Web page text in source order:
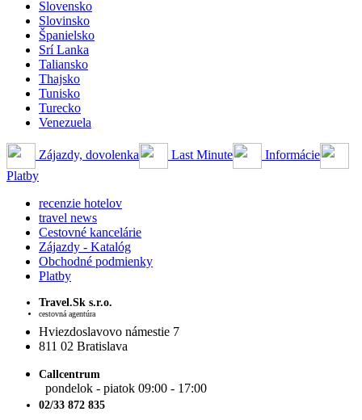
Slovensko
Slovinsko
Španielsko
Srí Lanka
Taliansko
Thajsko
Tunisko
Turecko
Venezuela
Zájazdy, dovolenka Last Minute
Informácie
Platby
recenzie hotelov
travel news
Cestovné kancelárie
Zájazdy - Katalóg
Obchodné podmienky
Platby
Travel.Sk s.r.o.
cestovná agentúra
Hviezdoslavovo námestie 7
811 02 Bratislava
Callcentrum
pondelok - piatok 09:00 - 17:00
02/33 872 835